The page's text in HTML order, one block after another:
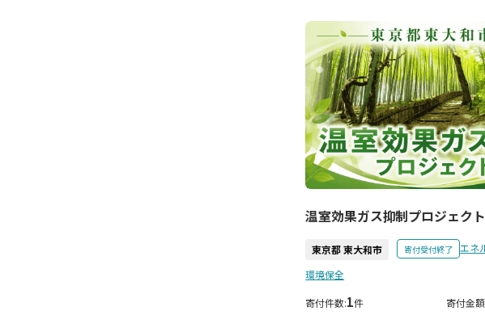
温室効果ガス抑制プロジェクト
東京都 東大和市 寄付受付終了
エネ
環境保全
寄付件数:1件 寄付金